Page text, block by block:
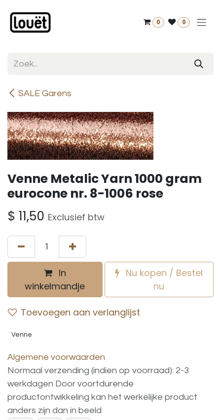
0 0
SALE Garens
Venne Metalic Yarn 1000 gram
eurocone nr. 8-1006 rose
$ 11,50 Exclusief btw
In
winkelmandje
Nu kopen / Bestel
nu
Toevoegen aan verlanglijst
Venne
Algemene voorwaarden
Normaal verzending (indien op voorraad): 2-3
werkdagen Door voortdurende
productontwikkeling kan het werkelijke product
anders zijn dan in beeld